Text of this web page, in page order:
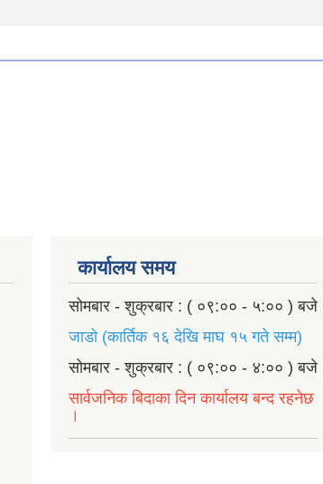
कार्यालय समय
सोमबार - शुक्रबार : ( ०९:०० - ५:०० ) बजे
जाडो (कार्तिक १६ देखि माघ १५ गते सम्म)
सोमबार - शुक्रबार : ( ०९:०० - ४:०० ) बजे
सार्वजनिक बिदाका दिन कार्यालय बन्द रहनेछ
।